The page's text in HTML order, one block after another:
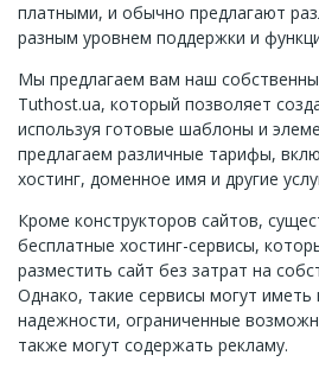
платными, и обычно предлагают
разным уровнем поддержки и
Мы предлагаем вам наш
Tuthost.ua, который позволяет
используя готовые шаблоны и
предлагаем различные тарифы,
хостинг, доменное имя и другие
Кроме конструкторов сайтов,
бесплатные хостинг-сервисы,
разместить сайт без затрат на
Однако, такие сервисы могут иметь
надежности, ограниченные
также могут содержать рекламу.